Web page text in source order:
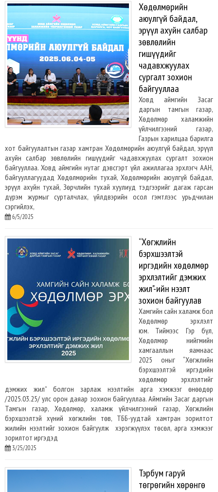
Хөдөлмөрийн
аюулгүй байдал,
эрүүл ахуйн салбар
зөвлөлийн
гишүүдийг
чадавхжуулах
сургалт зохион
байгууллаа
Ховд аймгийн Засаг
даргын тамгын газар,
Хөдөлмөр халамжийн
үйлчилгээний газар,
Газрын харилцаа барилга
хот байгуулалтын газар хамтран Хөдөлмөрийн аюулгүй байдал, эрүүл
ахуйн салбар зөвлөлийн гишүүдийг чадавхжуулах сургалт зохион
байгууллаа. Ховд аймгийн нутаг дэвсгэрт үйл ажиллагаа эрхлэгч ААН,
байгууллагуудад Хөдөлмөрийн тухай, Хөдөлмөрийн аюулгүй байдал,
эрүүл ахуйн тухай, Зөрчлийн тухай хуулиуд тэдгээрийг дагаж гарсан
дүрэм журмыг сурталчлах, үйлдвэрийн осол гэмтлээс урьдчилан
сэргийлэх,
6/5/2025
“Хөгжлийн
бэрхшээлтэй
иргэдийн хөдөлмөр
эрхлэлтийг дэмжих
жил"-ийн нээлт
зохион байгуулав
Хамгийн сайн халамж бол
Хөдөлмөр эрхлэлт
юм. Тиймээс Гэр бүл,
Хөдөлмөр нийгмийн
хамгааллын яамнаас
2025 оныг “Хөгжлийн
бэрхшээлтэй иргэдийн
хөдөлмөр эрхлэлтийг
дэмжих жил” болгон зарлаж нээлтийн арга хэмжээг өнөөдөр
/2025.03.25/ улс орон даяар зохион байгууллаа. Аймгийн Засаг даргын
Тамгын газар, Хөдөлмөр, халамж үйлчилгээний газар, Хөгжлийн
бэрхшээлтэй хүний хөгжлийн төв, ТББ-уудтай хамтран зорилтот
жилийн нээлтийг зохион байгуулж хэрэгжүүлэх төсөл, арга хэмжээг
зорилтот иргэдэд
3/25/2025
Тэрбум гаруй
төгрөгийн хөрөнгө